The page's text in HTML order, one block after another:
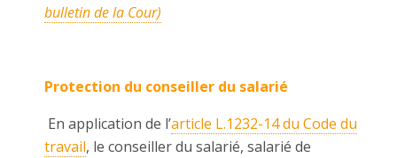
bulletin de la Cour)
Protection du conseiller du salarié
En application de l’article L.1232-14 du Code du
travail, le conseiller du salarié, salarié de